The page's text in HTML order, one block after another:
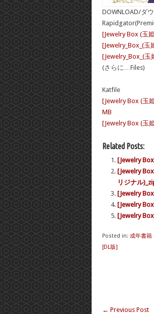
DOWNLOAD/ダ
[Jewelry Box (玉
[Jewelry_Box_(
[Jewelry_Box_(
(さらに…Files)
Katfile
[Jewelry Box (玉
MB
[Jewelry Box (玉
Related Posts:
[Jewelry
[Jewelry
リジナル
[Jewelry
[Jewelry
[Jewelry
Posted in: 成年書籍
[DL版]
← Previous Post